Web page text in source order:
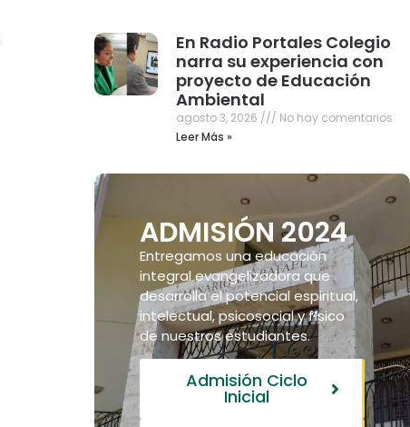
En Radio Portales Colegio
narra su experiencia con
proyecto de Educación
Ambiental
agosto 3, 2026
No hay comentarios
Leer Más »
ADMISIÓN 2024
Entregamos una educación
integral evangelizadora que
desarrolla el potencial espiritual,
intelectual, psicosocial y físico
de nuestros estudiantes.
Admisión Ciclo
Inicial